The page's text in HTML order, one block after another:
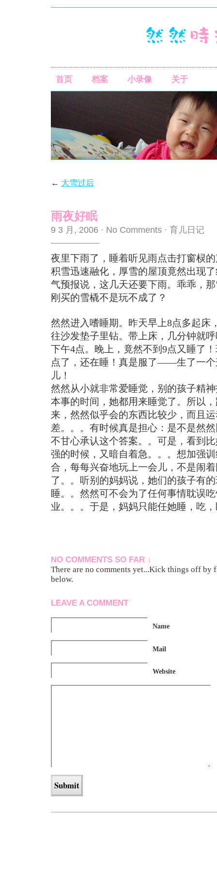
首页 档案 小录像 关于
← 大雪过后
雨夜好眠
9 3 月, 2006 · No Comments · 育儿日记
夜里下雨了，睡着听见雨点击打窗棂
积雪迅速融化，厚雪的屋顶竟然出现
气预报说，这几天还要下雨。乖乖，
刚买的雪橇不是玩不成了？
然然进入嗜睡期。昨天早上8点多起床
往沙发垫子里钻。带上床，几分钟就
下午4点。晚上，竟然不到9点又睡了
点了，还在睡！真是服了——生了一个
儿！
然然从小就非常爱睡觉，别的孩子精
本事的时间，她都用来睡觉了。所以
来，然然似乎会的东西比较少，而且
差。。。有时候真是担心：是不是然
不甘心承认这个答案。。可是，看到
强的时候，又暗自着急。。。想加强
合，每每兴奋地玩上一会儿，不是闹
了。。听别的妈妈说，她们的孩子有
睡。。然然可不会为了任何事情耽误
业。。。于是，妈妈只能任她睡，吃
NO COMMENTS SO FAR ↓
There are no comments yet...Kick things off
below.
LEAVE A COMMENT
Name
Mail
Website